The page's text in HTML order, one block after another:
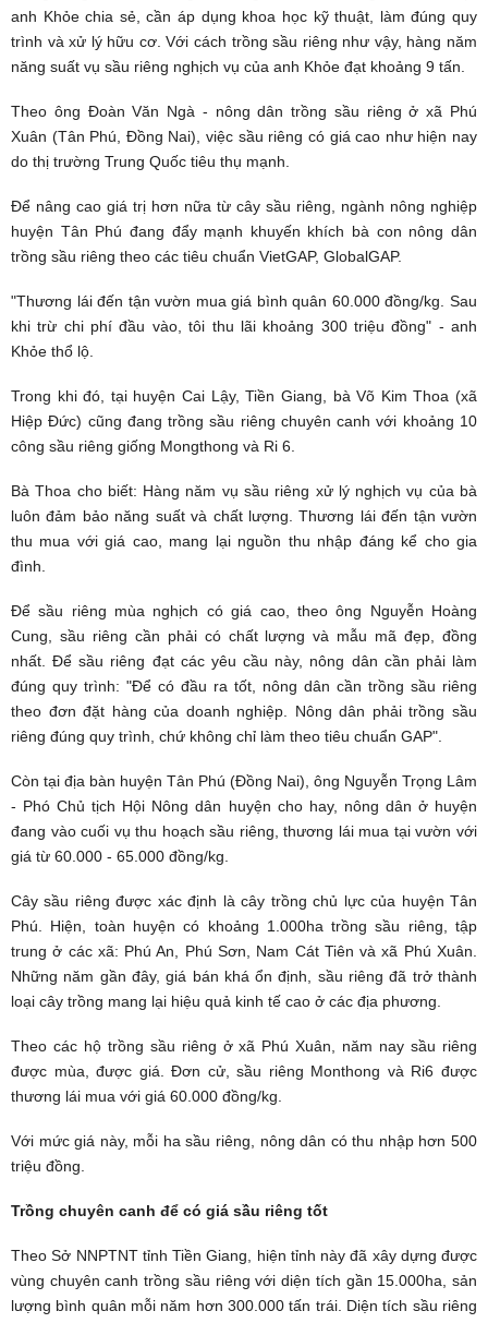
anh Khỏe chia sẻ, cần áp dụng khoa học kỹ thuật, làm đúng quy
trình và xử lý hữu cơ. Với cách trồng sầu riêng như vậy, hàng năm
năng suất vụ sầu riêng nghịch vụ của anh Khỏe đạt khoảng 9 tấn.
Theo ông Đoàn Văn Ngà - nông dân trồng sầu riêng ở xã Phú
Xuân (Tân Phú, Đồng Nai), việc sầu riêng có giá cao như hiện nay
do thị trường Trung Quốc tiêu thụ mạnh.
Để nâng cao giá trị hơn nữa từ cây sầu riêng, ngành nông nghiệp
huyện Tân Phú đang đẩy mạnh khuyến khích bà con nông dân
trồng sầu riêng theo các tiêu chuẩn VietGAP, GlobalGAP.
"Thương lái đến tận vườn mua giá bình quân 60.000 đồng/kg. Sau
khi trừ chi phí đầu vào, tôi thu lãi khoảng 300 triệu đồng" - anh
Khỏe thổ lộ.
Trong khi đó, tại huyện Cai Lậy, Tiền Giang, bà Võ Kim Thoa (xã
Hiệp Đức) cũng đang trồng sầu riêng chuyên canh với khoảng 10
công sầu riêng giống Mongthong và Ri 6.
Bà Thoa cho biết: Hàng năm vụ sầu riêng xử lý nghịch vụ của bà
luôn đảm bảo năng suất và chất lượng. Thương lái đến tận vườn
thu mua với giá cao, mang lại nguồn thu nhập đáng kể cho gia
đình.
Để sầu riêng mùa nghịch có giá cao, theo ông Nguyễn Hoàng
Cung, sầu riêng cần phải có chất lượng và mẫu mã đẹp, đồng
nhất. Để sầu riêng đạt các yêu cầu này, nông dân cần phải làm
đúng quy trình: "Để có đầu ra tốt, nông dân cần trồng sầu riêng
theo đơn đặt hàng của doanh nghiệp. Nông dân phải trồng sầu
riêng đúng quy trình, chứ không chỉ làm theo tiêu chuẩn GAP".
Còn tại địa bàn huyện Tân Phú (Đồng Nai), ông Nguyễn Trọng Lâm
- Phó Chủ tịch Hội Nông dân huyện cho hay, nông dân ở huyện
đang vào cuối vụ thu hoạch sầu riêng, thương lái mua tại vườn với
giá từ 60.000 - 65.000 đồng/kg.
Cây sầu riêng được xác định là cây trồng chủ lực của huyện Tân
Phú. Hiện, toàn huyện có khoảng 1.000ha trồng sầu riêng, tập
trung ở các xã: Phú An, Phú Sơn, Nam Cát Tiên và xã Phú Xuân.
Những năm gần đây, giá bán khá ổn định, sầu riêng đã trở thành
loại cây trồng mang lại hiệu quả kinh tế cao ở các địa phương.
Theo các hộ trồng sầu riêng ở xã Phú Xuân, năm nay sầu riêng
được mùa, được giá. Đơn cử, sầu riêng Monthong và Ri6 được
thương lái mua với giá 60.000 đồng/kg.
Với mức giá này, mỗi ha sầu riêng, nông dân có thu nhập hơn 500
triệu đồng.
Trồng chuyên canh để có giá sầu riêng tốt
Theo Sở NNPTNT tỉnh Tiền Giang, hiện tỉnh này đã xây dựng được
vùng chuyên canh trồng sầu riêng với diện tích gần 15.000ha, sản
lượng bình quân mỗi năm hơn 300.000 tấn trái. Diện tích sầu riêng